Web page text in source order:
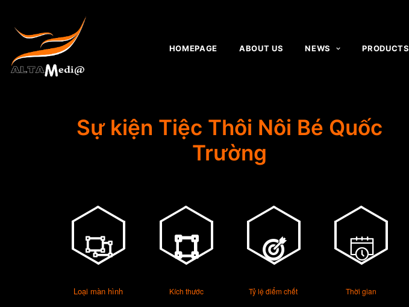
HOMEPAGE ABOUT US NEWS PRODUCTS
Sự kiện Tiệc Thôi Nôi Bé Quốc
Trường
Loại màn hình Kích thước Tỷ lệ điểm chết Thời gian